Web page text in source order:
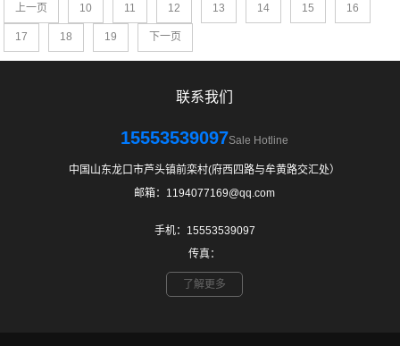
上一页 10 11 12 13 14 15 16
17 18 19 下一页
联系我们
15553539097Sale Hotline
中国山东龙口市芦头镇前栾村(府西四路与牟黄路交汇处）
邮箱：1194077169@qq.com
手机：15553539097
传真：
了解更多